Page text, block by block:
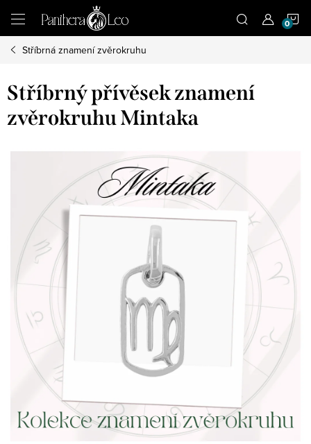
obsah
Stříbrná znamení zvěrokruhu
Stříbrný přívěsek znamení
zvěrokruhu Mintaka